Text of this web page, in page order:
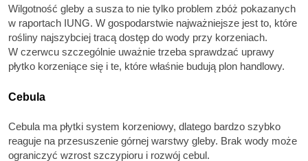
Wilgotność gleby a susza to nie tylko problem zbóż pokazanych
w raportach IUNG. W gospodarstwie najważniejsze jest to, które
rośliny najszybciej tracą dostęp do wody przy korzeniach.
W czerwcu szczególnie uważnie trzeba sprawdzać uprawy
płytko korzeniące się i te, które właśnie budują plon handlowy.
Cebula
Cebula ma płytki system korzeniowy, dlatego bardzo szybko
reaguje na przesuszenie górnej warstwy gleby. Brak wody może
ograniczyć wzrost szczypioru i rozwój cebul.